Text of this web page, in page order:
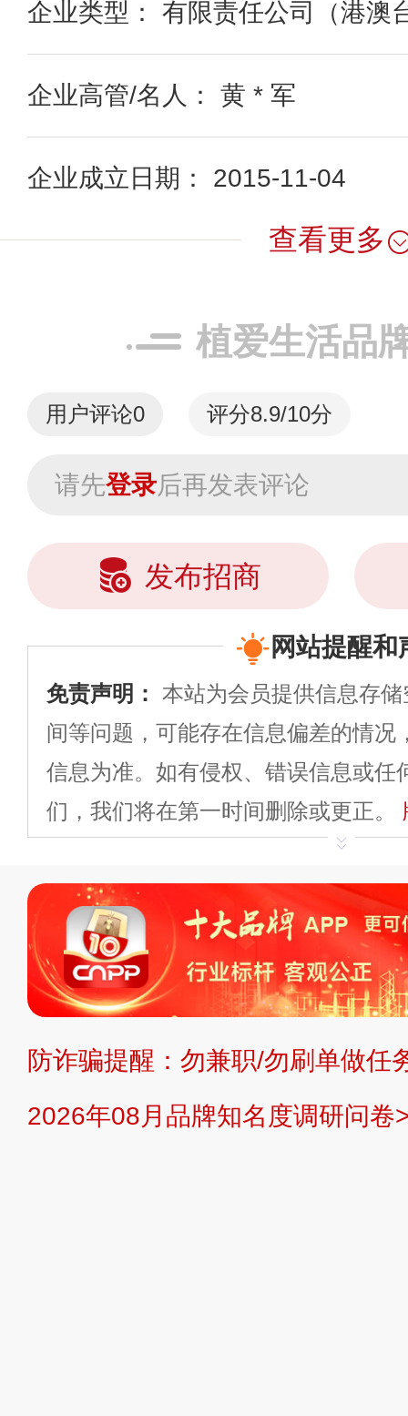
企业类型： 有限责任公司（港澳
企业高管/名人： 黄 * 军
企业成立日期： 2015-11-04
查看更多
植爱生活品
用户评论0 评分8.9/10分
请先登录后再发表评论
发布招商
网站提醒和
免责声明： 本站为会员提供信息存
间等问题，可能存在信息偏差的情况
信息为准。如有侵权、错误信息或任
们，我们将在第一时间删除或更正。
平台自有内容（文字
标、LOGO 等）知识产权归本站所
复制、转载、商用。本站不生产产
不代理、不招商、不提供中介服务。
持投资购买的观点或意见，页面信息
提交说明： 快速提交发布>> 提交品
防诈骗提醒：勿兼职/勿刷单做任
2026年08月品牌知名度调研问卷